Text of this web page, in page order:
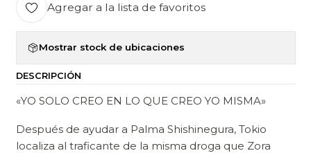
Agregar a la lista de favoritos
Mostrar stock de ubicaciones
DESCRIPCIÓN
«YO SOLO CREO EN LO QUE CREO YO MISMA»
Después de ayudar a Palma Shishinegura, Tokio
localiza al traficante de la misma droga que Zora